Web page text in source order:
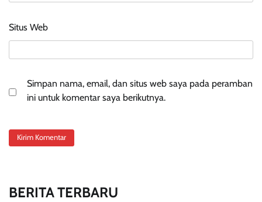
Situs Web
Simpan nama, email, dan situs web saya pada peramban
ini untuk komentar saya berikutnya.
BERITA TERBARU